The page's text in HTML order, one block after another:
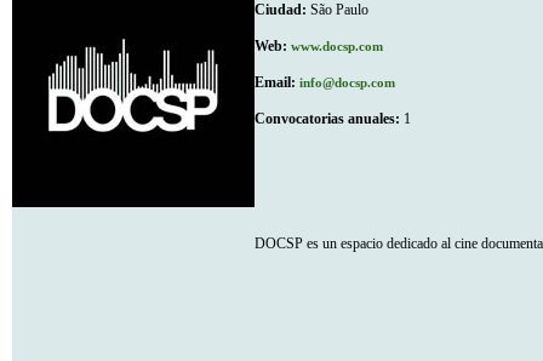
Ciudad: São Paulo
Web: www.docsp.com
Email: info@docsp.com
Convocatorias anuales: 1
DOCSP es un espacio dedicado al cine